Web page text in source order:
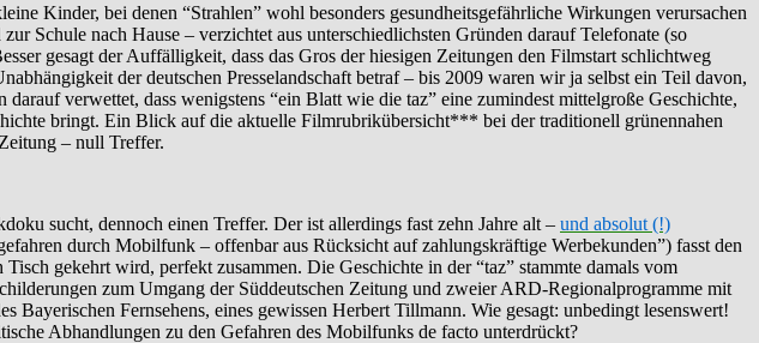
Kinder, bei denen “Strahlen” wohl besonders gesundheitsgefährliche Wirkungen verursachen
Schule nach Hause – verzichtet aus unterschiedlichsten Gründen darauf Telefonate (so
gesagt der Auffälligkeit, dass das Gros der hiesigen Zeitungen den Filmstart schlichtweg
der deutschen Presselandschaft betraf – bis 2009 waren wir ja selbst ein Teil davon,
verwettet, dass wenigstens “ein Blatt wie die taz” eine zumindest mittelgroße Geschichte,
bringt. Ein Blick auf die aktuelle Filmrubrikübersicht*** bei der traditionell grünennahen
– null Treffer.
sucht, dennoch einen Treffer. Der ist allerdings fast zehn Jahre alt – und absolut (!)
durch Mobilfunk – offenbar aus Rücksicht auf zahlungskräftige Werbekunden”) fasst den
gekehrt wird, perfekt zusammen. Die Geschichte in der “taz” stammte damals vom
zum Umgang der Süddeutschen Zeitung und zweier ARD-Regionalprogramme mit
Fernsehens, eines gewissen Herbert Tillmann. Wie gesagt: unbedingt lesenswert!
Abhandlungen zu den Gefahren des Mobilfunks de facto unterdrückt?